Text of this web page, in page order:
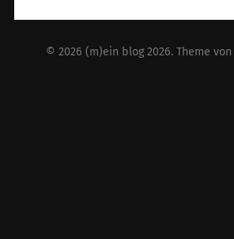
© 2026 (m)ein blog 2026. Theme von